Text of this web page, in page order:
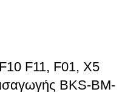
F11, F01, X5
BKS-BM-